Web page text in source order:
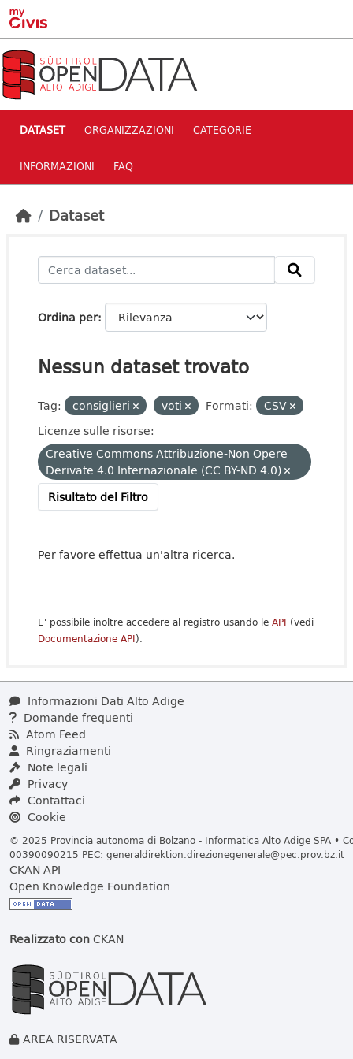
Skip to main content
DATASET ORGANIZZAZIONI CATEGORIE
INFORMAZIONI FAQ
Dataset
Ordina per
Nessun dataset trovato
Tag: consiglieri voti Formati:
CSV
Licenze sulle risorse:
Creative Commons Attribuzione-Non Opere
Derivate 4.0 Internazionale (CC BY-ND 4.0)
Risultato del Filtro
Per favore effettua un'altra ricerca.
E' possibile inoltre accedere al registro usando le API (vedi
Documentazione API).
Informazioni Dati Alto Adige
Domande frequenti
Atom Feed
Ringraziamenti
Note legali
Privacy
Contattaci
Cookie
© 2025 Provincia autonoma di Bolzano - Informatica Alto Adige SPA •
00390090215 PEC: generaldirektion.direzionegenerale@pec.prov.bz.it
CKAN API
Open Knowledge Foundation
Realizzato conCKAN
AREA RISERVATA